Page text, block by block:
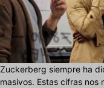
Zuckerberg siempre ha
masivos. Estas cifras